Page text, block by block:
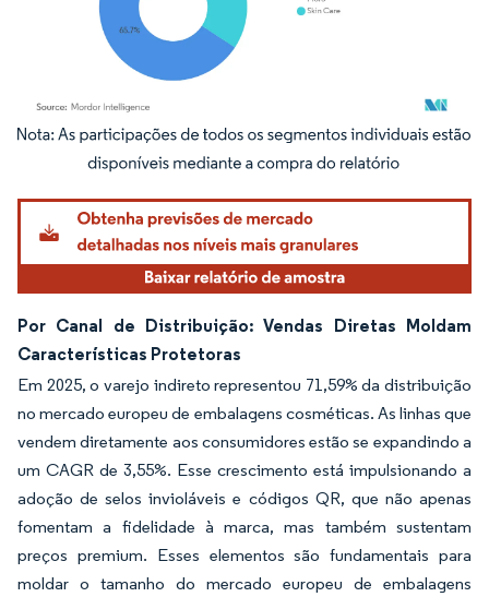
Imagem © Mordor Intelligence. O reuso requer atribuição conforme CC BY 4.0.
Por Canal de Distribuição: Vendas Diretas Moldam
Características Protetoras
Em 2025, o varejo indireto representou 71,59% da distribuição
no mercado europeu de embalagens cosméticas. As linhas que
vendem diretamente aos consumidores estão se expandindo a
um CAGR de 3,55%. Esse crescimento está impulsionando a
adoção de selos invioláveis e códigos QR, que não apenas
fomentam a fidelidade à marca, mas também sustentam
preços premium. Esses elementos são fundamentais para
moldar o tamanho do mercado europeu de embalagens